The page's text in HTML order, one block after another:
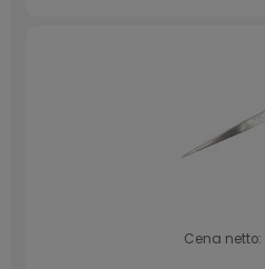
Cena netto: